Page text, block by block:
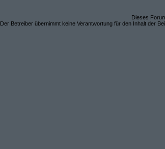
Dieses
Der Betreiber übernimmt keine Verantwortung für den Inhalt der